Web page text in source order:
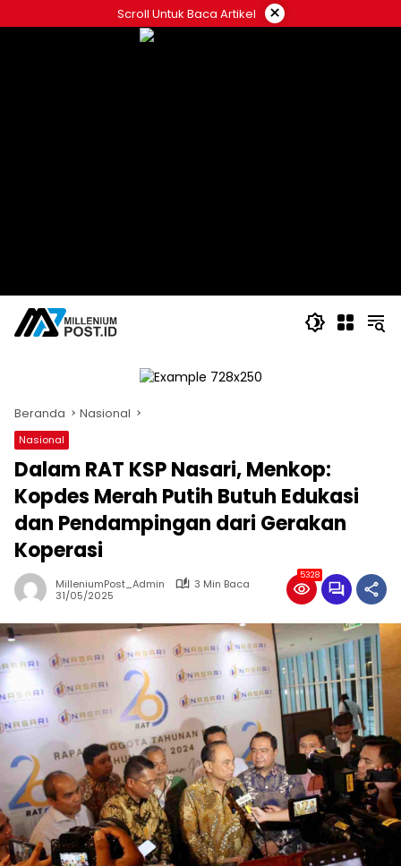
ke
Scroll Untuk Baca Artikel ×
Beranda Nasional
Nasional
Dalam RAT KSP Nasari, Menkop:
Kopdes Merah Putih Butuh Edukasi
dan Pendampingan dari Gerakan
Koperasi
MilleniumPost_Admin
3 Min Baca
31/05/2025
5328